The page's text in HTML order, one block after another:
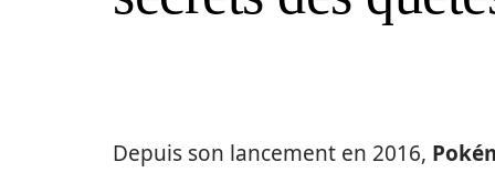
Depuis son lancement en 2016,